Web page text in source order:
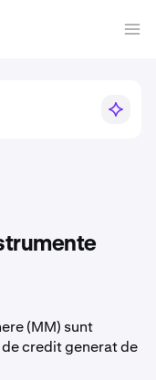
(MM) sunt
credit generat de